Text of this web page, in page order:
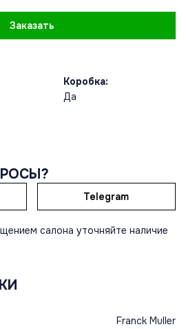
Заказать
Коробка:
Да
Telegram
салона уточняйте наличие
Franck Muller